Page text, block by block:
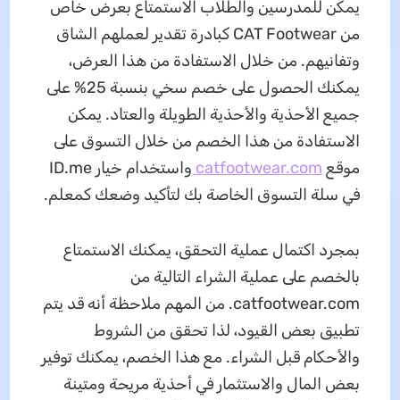
يمكن للمدرسين والطلاب الاستمتاع بعرض خاص
من CAT Footwear كبادرة تقدير لعملهم الشاق
وتفانيهم. من خلال الاستفادة من هذا العرض،
يمكنك الحصول على خصم سخي بنسبة 25% على
جميع الأحذية والأحذية الطويلة والعتاد. يمكن
الاستفادة من هذا الخصم من خلال التسوق على
موقع catfootwear.com
واستخدام خيار ID.me
في سلة التسوق الخاصة بك لتأكيد وضعك كمعلم.
بمجرد اكتمال عملية التحقق، يمكنك الاستمتاع
بالخصم على عملية الشراء التالية من
catfootwear.com. من المهم ملاحظة أنه قد يتم
تطبيق بعض القيود، لذا تحقق من الشروط
والأحكام قبل الشراء. مع هذا الخصم، يمكنك توفير
بعض المال والاستثمار في أحذية مريحة ومتينة